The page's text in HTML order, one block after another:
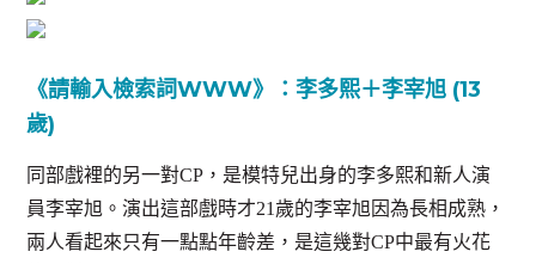
《請輸入檢索詞WWW》：李多熙＋李宰旭 (13
歲)
同部戲裡的另一對CP，是模特兒出身的李多熙和新人演
員李宰旭。演出這部戲時才21歲的李宰旭因為長相成熟，
兩人看起來只有一點點年齡差，是這幾對CP中最有火花